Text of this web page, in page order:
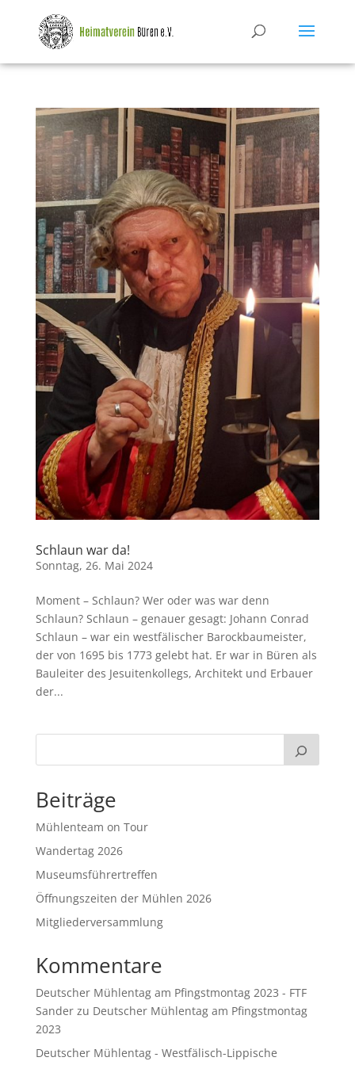
Schlaun war da!
Sonntag, 26. Mai 2024
Moment – Schlaun? Wer oder was war denn
Schlaun? Schlaun – genauer gesagt: Johann Conrad
Schlaun – war ein westfälischer Barockbaumeister,
der von 1695 bis 1773 gelebt hat. Er war in Büren als
Bauleiter des Jesuitenkollegs, Architekt und Erbauer
der...
Beiträge
Mühlenteam on Tour
Wandertag 2026
Museumsführertreffen
Öffnungszeiten der Mühlen 2026
Mitgliederversammlung
Kommentare
Deutscher Mühlentag am Pfingstmontag 2023 - FTF
Sanderzu Deutscher Mühlentag am Pfingstmontag
2023
Deutscher Mühlentag - Westfälisch-Lippische